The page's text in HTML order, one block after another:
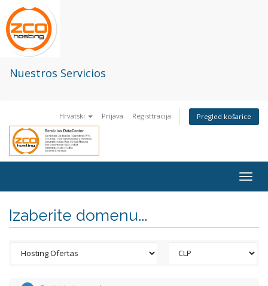
Nuestros Servicios
Hrvatski Prijava Registtracija Pregled košarice
Izaberite domenu...